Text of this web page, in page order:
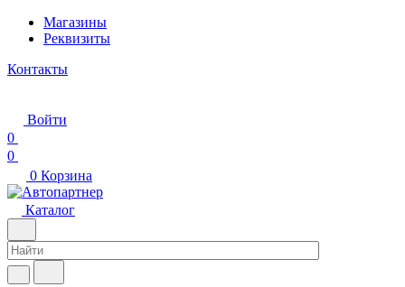
Магазины
Реквизиты
Контакты
Войти
0
0
0 Корзина
Каталог